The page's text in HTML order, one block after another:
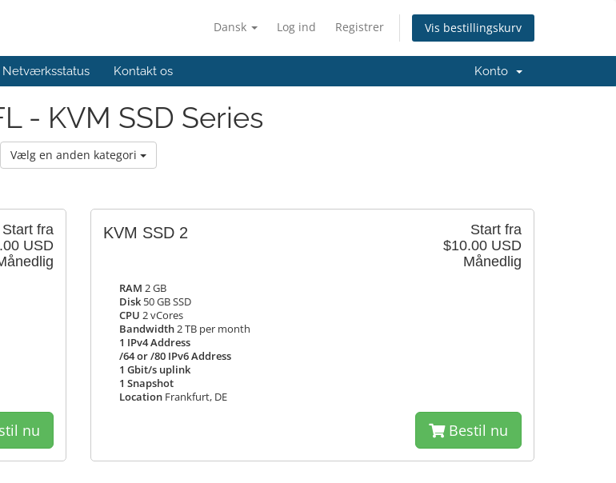
Dansk Log ind Registrer Vis bestillingskurv
Netværksstatus Kontakt os Konto
- KVM SSD Series
Vælg en anden kategori
Start fra
USD
nu
Start fra
$10.00 USD
Månedlig
KVM SSD 2
RAM 2 GB
Disk 50 GB SSD
CPU 2 vCores
Bandwidth2 TB per month
1 IPv4 Address
/64 or /80 IPv6 Address
1 Gbit/s uplink
1 Snapshot
Location Frankfurt, DE
Bestil nu